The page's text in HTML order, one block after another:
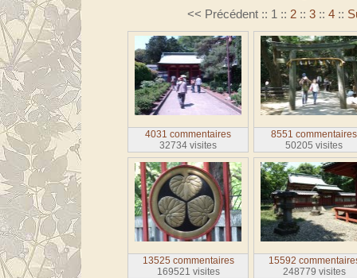
<< Précédent :: 1 :: 2 :: 3 :: 4 ::
4031 commentaires
32734 visites
8551 commentaires
50205 visites
13525 commentaires
169521 visites
15592
248779 visites